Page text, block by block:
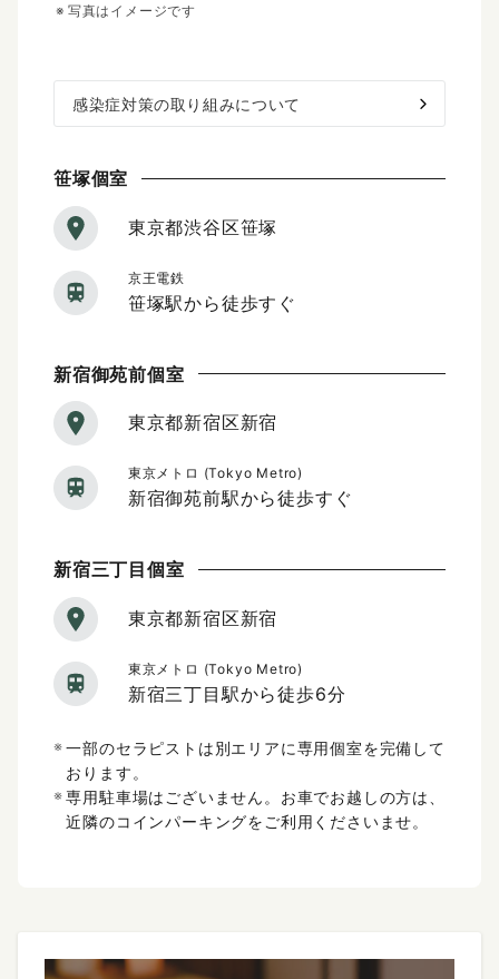
写真はイメージです
感染症対策の取り組みについて
笹塚個室
東京都渋谷区笹塚
京王電鉄
笹塚駅から徒歩すぐ
新宿御苑前個室
東京都新宿区新宿
東京メトロ (Tokyo Metro)
新宿御苑前駅から徒歩すぐ
新宿三丁目個室
東京都新宿区新宿
東京メトロ (Tokyo Metro)
新宿三丁目駅から徒歩6分
一部のセラピストは別エリアに専用個室を完備して
おります。
専用駐車場はございません。お車でお越しの方は、
近隣のコインパーキングをご利用くださいませ。